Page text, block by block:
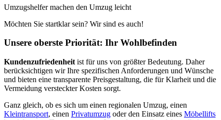
Umzugshelfer machen den Umzug leicht
Möchten Sie startklar sein? Wir sind es auch!
Unsere oberste Priorität: Ihr Wohlbefinden
Kundenzufriedenheit ist für uns von größter Bedeutung. Daher
berücksichtigen wir Ihre spezifischen Anforderungen und Wünsche
und bieten eine transparente Preisgestaltung, die für Klarheit und die
Vermeidung versteckter Kosten sorgt.
Ganz gleich, ob es sich um einen regionalen Umzug, einen
Kleintransport, einen Privatumzug oder den Einsatz eines Möbellifts